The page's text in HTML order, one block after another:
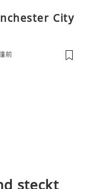
City
前
steckt